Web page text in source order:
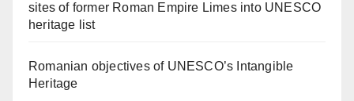
sites of former Roman Empire Limes into UNESCO
heritage list
Romanian objectives of UNESCO’s Intangible
Heritage